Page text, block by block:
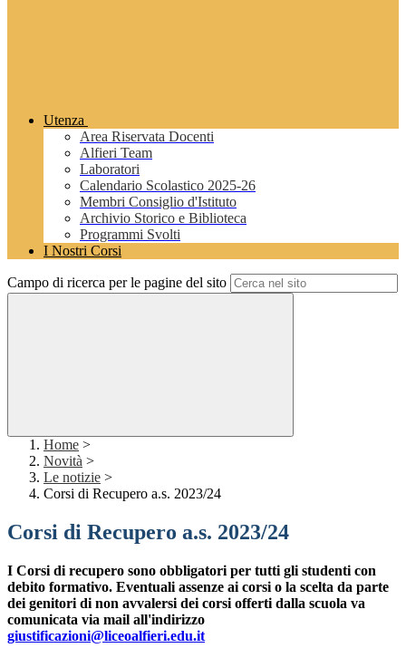
Utenza
Area Riservata Docenti
Alfieri Team
Laboratori
Calendario Scolastico 2025-26
Membri Consiglio d'Istituto
Archivio Storico e Biblioteca
Programmi Svolti
I Nostri Corsi
Campo di ricerca per le pagine del sito
Home >
Novità >
Le notizie >
Corsi di Recupero a.s. 2023/24
Corsi di Recupero a.s. 2023/24
I Corsi di recupero sono obbligatori per tutti gli studenti con
debito formativo. Eventuali assenze ai corsi o la scelta da parte
dei genitori di non avvalersi dei corsi offerti dalla scuola va
comunicata via mail all'indirizzo
giustificazioni@liceoalfieri.edu.it